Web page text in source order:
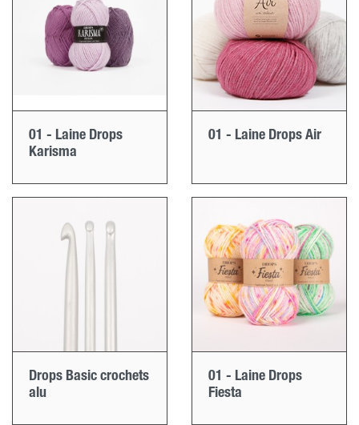
01 - Laine Drops
Karisma
01 - Laine Drops Air
Drops Basic crochets
alu
01 - Laine Drops
Fiesta